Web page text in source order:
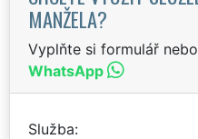
MANŽELA?
Vyplňte si formulář
WhatsApp
Služba